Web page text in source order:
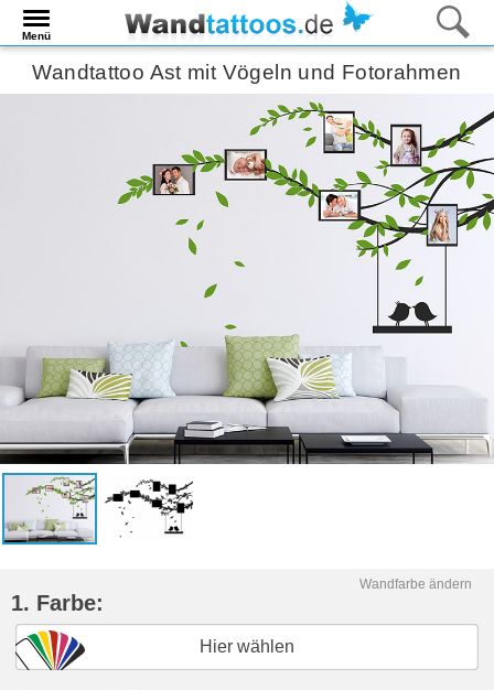
Menü
Wandtattoo Ast mit Vögeln und Fotorahmen
Wandfarbe ändern
1. Farbe:
Hier wählen